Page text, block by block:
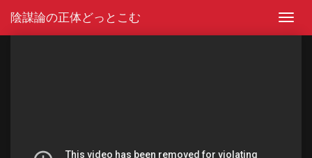
陰謀論の正体どっとこむ